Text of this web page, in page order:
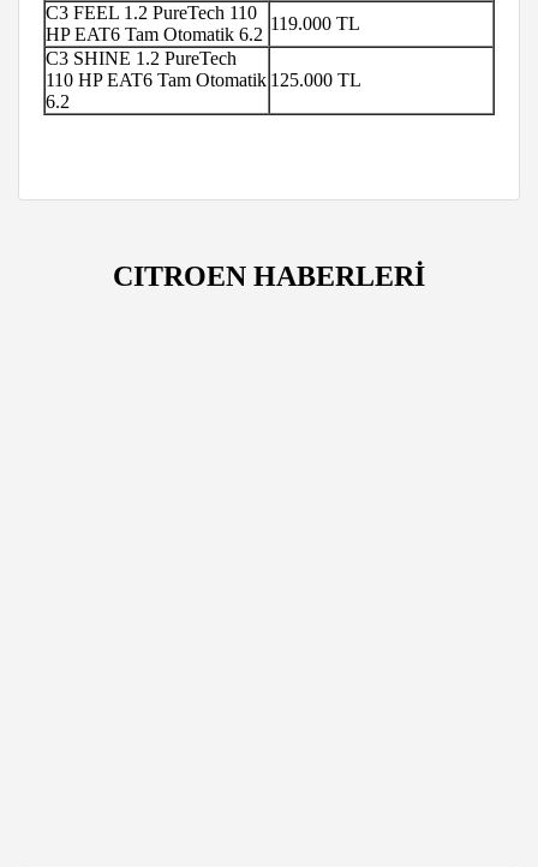
C3 FEEL 1.2 PureTech 110
HP EAT6 Tam Otomatik 6.2
119.000 TL
C3 SHINE 1.2 PureTech
110 HP EAT6 Tam Otomatik
6.2
125.000 TL
CITROEN HABERLERİ